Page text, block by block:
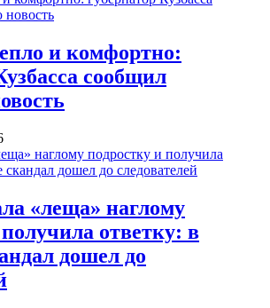
и комфортно:
сообщил
«леща» наглому
ответку: в
дошел до